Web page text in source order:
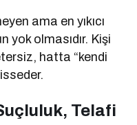
ama en yıkıcı
yok olmasıdır. Kişi
hatta “kendi
Telafi